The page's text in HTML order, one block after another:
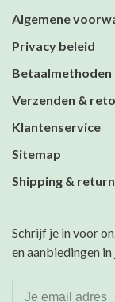
Algemene
Privacy beleid
Betaalmethoden
Verzenden &
Klantenservice
Sitemap
Shipping &
Schrijf je in voor
en aanbiedingen in